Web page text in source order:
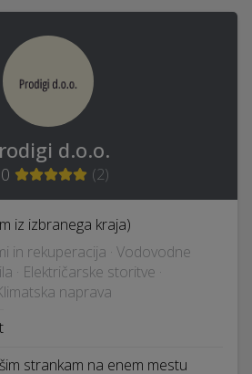
d.o.o.
(2)
iz izbranega kraja)
in rekuperacija · Vodovodne
· Električarske storitve ·
naprava
strankam na enem mestu